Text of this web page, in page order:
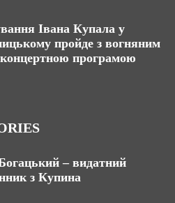
Івана Купала у
пройде з вогняним
програмою
– видатний
з Купина